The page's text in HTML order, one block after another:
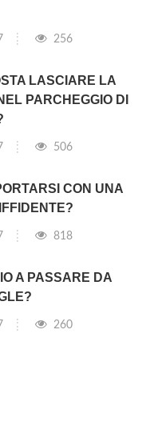
256
LASCIARE LA
PARCHEGGIO DI
506
CON UNA
818
A PASSARE DA
260